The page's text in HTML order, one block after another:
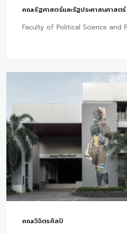
คณะรัฐศาสตร์และรัฐประศาสนศาสตร์
Faculty of Political Science and
คณะวิจิตรศิลป์